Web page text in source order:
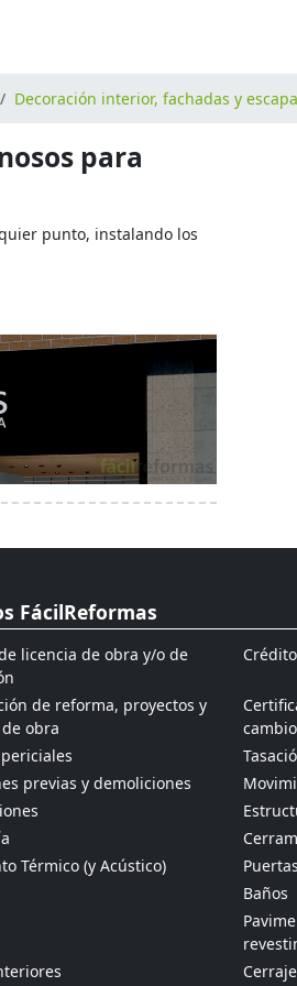
Decoración interior, fachadas y
para
punto, instalando los
FácilReformas
licencia de obra y/o de
de reforma, proyectos y
obra
previas y demoliciones
Térmico (y Acústico)
Baños